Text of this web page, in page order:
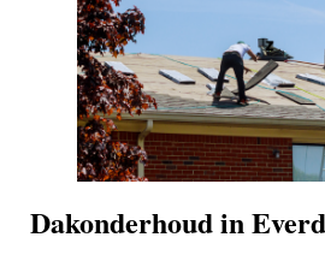
Dakonderhoud in